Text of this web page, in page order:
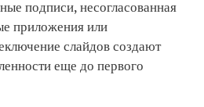
подписи, несогласованная
приложения или
слайдов создают
еще до первого